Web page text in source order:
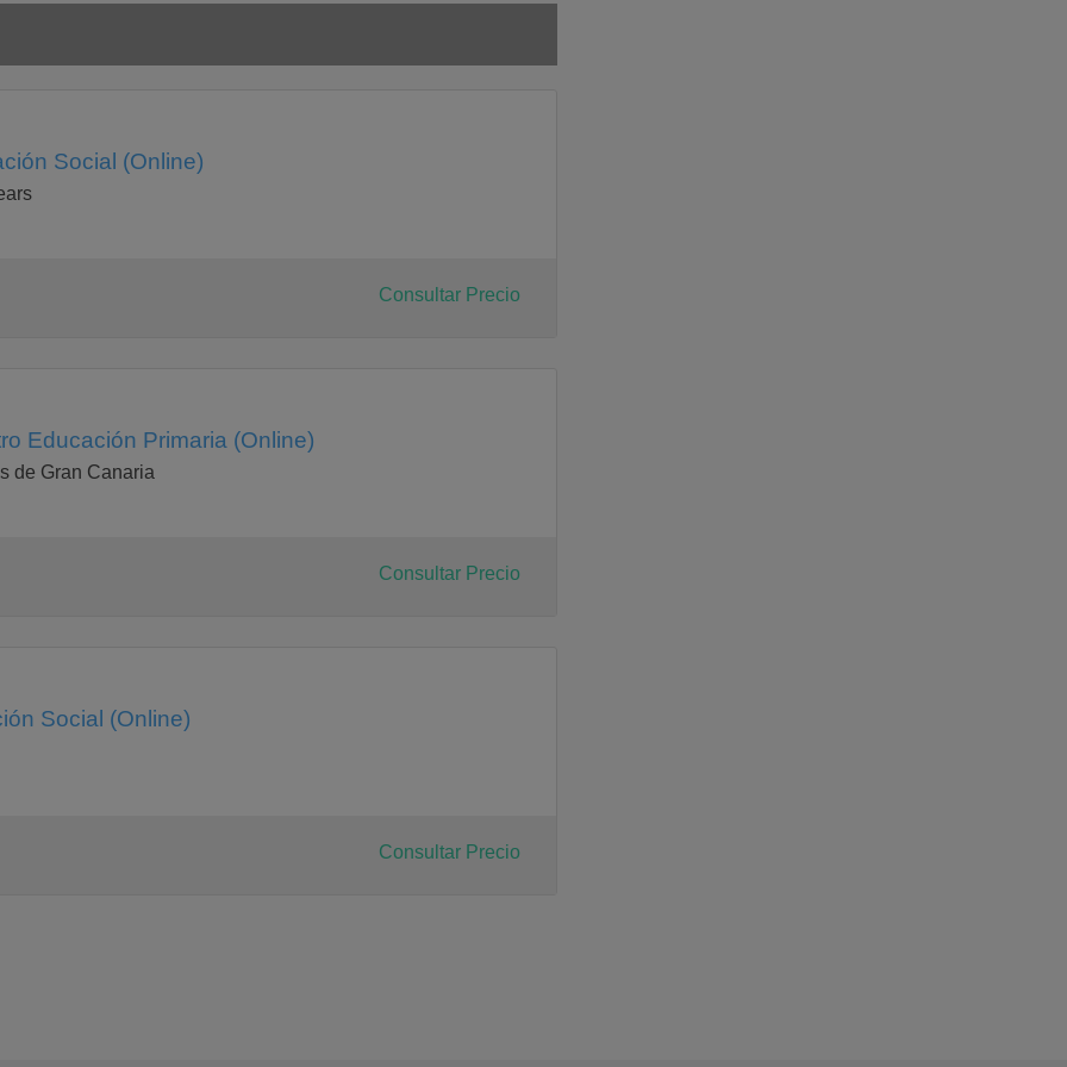
Social (Online)
Consultar Precio
Educación Primaria (Online)
de Gran Canaria
Consultar Precio
Social (Online)
Consultar Precio